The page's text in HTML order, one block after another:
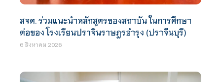
สจด. ร่วมแนะนำหลักสูตรของสถาบัน ในการศึกษา
ต่อของ โรงเรียนปราจินราษฎรอำรุง (ปราจีนบุรี)
6 สิงหาคม 2026